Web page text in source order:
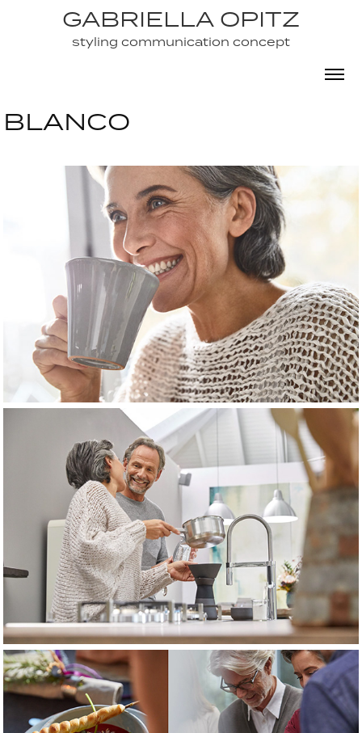
GABRIELLA OPITZ
styling communication concept
GABRIELLA OPITZ
styling communication concept
BLANCO